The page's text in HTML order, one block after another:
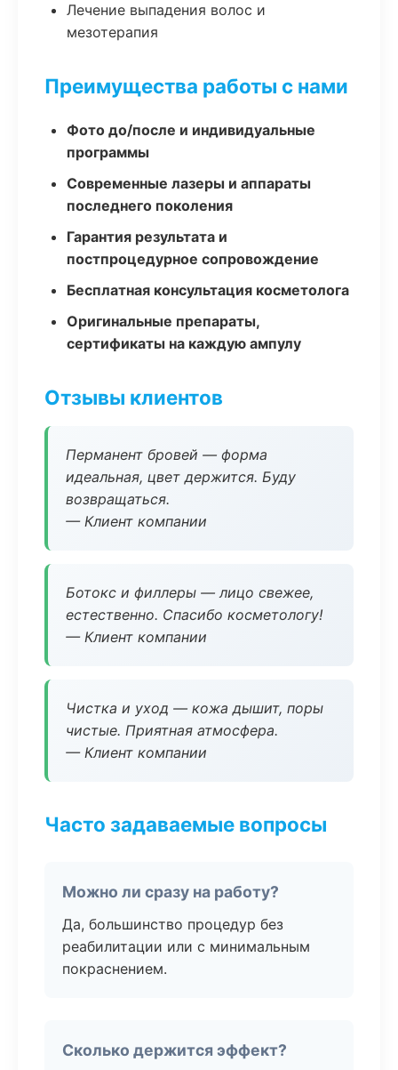
Лечение выпадения волос и
мезотерапия
Преимущества работы с нами
Фото до/после и индивидуальные
программы
Современные лазеры и аппараты
последнего поколения
Гарантия результата и
постпроцедурное сопровождение
Бесплатная консультация косметолога
Оригинальные препараты,
сертификаты на каждую ампулу
Отзывы клиентов
Перманент бровей — форма
идеальная, цвет держится. Буду
возвращаться.
— Клиент компании
Ботокс и филлеры — лицо свежее,
естественно. Спасибо косметологу!
— Клиент компании
Чистка и уход — кожа дышит, поры
чистые. Приятная атмосфера.
— Клиент компании
Часто задаваемые вопросы
Можно ли сразу на работу?
Да, большинство процедур без
реабилитации или с минимальным
покраснением.
Сколько держится эффект?